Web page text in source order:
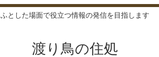
ふとした場面で役立つ情報の発信を目指します
渡り鳥の住処